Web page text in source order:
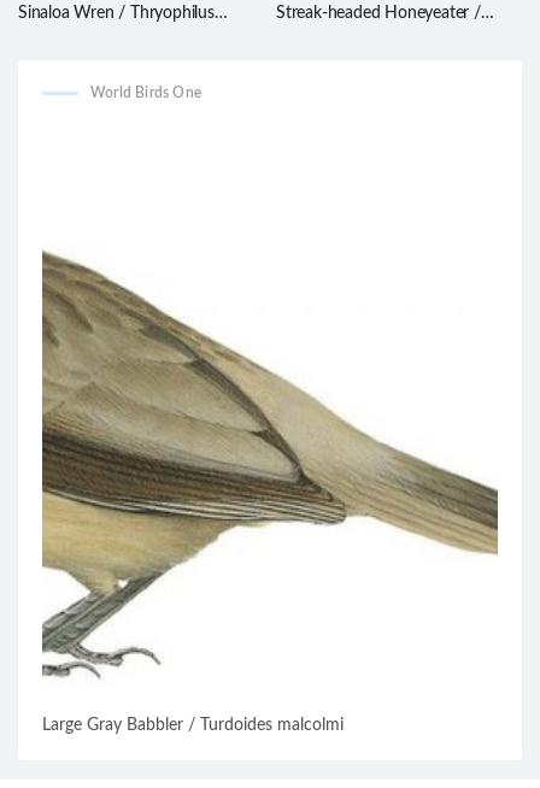
Sinaloa Wren / Thryophilus
Streak-headed Honeyeater /
World Birds One
Large Gray Babbler / Turdoides malcolmi